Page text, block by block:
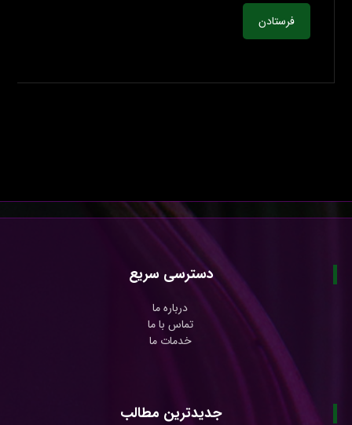
فرستادن
دسترسی سریع
درباره ما
تماس با ما
خدمات ما
جدیدترین مطالب